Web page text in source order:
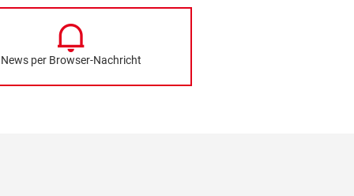
News per Browser-Nachricht